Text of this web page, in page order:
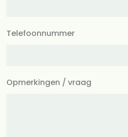
Telefoonnummer
Opmerkingen / vraag